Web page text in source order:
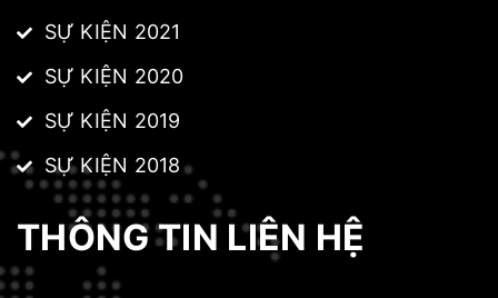
SỰ KIỆN 2021
SỰ KIỆN 2020
SỰ KIỆN 2019
SỰ KIỆN 2018
THÔNG TIN LIÊN HỆ